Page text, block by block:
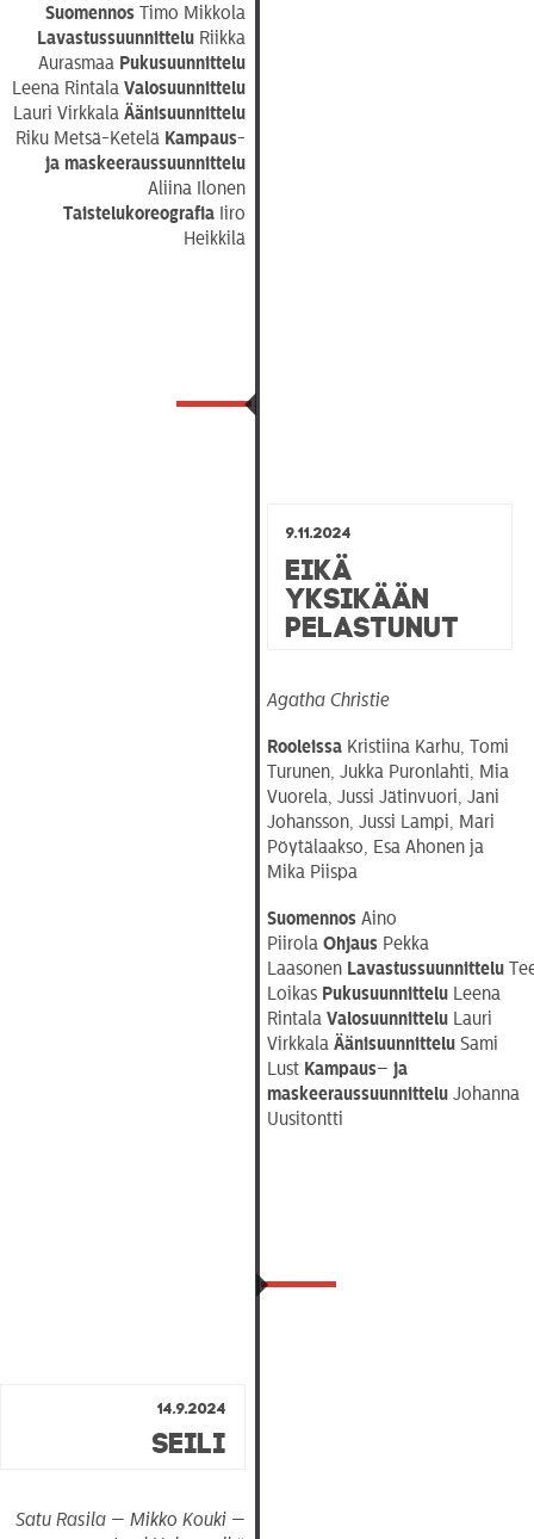
Suomennos Timo Mikkola
Lavastussuunnittelu Riikka
Aurasmaa Pukusuunnittelu
Leena RintalaValosuunnittelu
Lauri VirkkalaÄänisuunnittelu
Riku Metsä-Ketelä Kampaus-
ja maskeeraussuunnittelu
Aliina Ilonen
Taistelukoreografia Iiro
Heikkilä
9.11.2024
Eikä
yksikään
pelastunut
Agatha Christie
RooleissaKristiina Karhu, Tomi
Turunen, Jukka Puronlahti, Mia
Vuorela, Jussi Jätinvuori, Jani
Johansson, Jussi Lampi, Mari
Pöytälaakso, Esa Ahonen ja
Mika Piispa
SuomennosAino
Piirola OhjausPekka
Laasonen Lavastussuunnittelu
Loikas PukusuunnitteluLeena
Rintala ValosuunnitteluLauri
Virkkala ÄänisuunnitteluSami
Lust Kampaus– ja
maskeeraussuunnitteluJohanna
Uusitontti
14.9.2024
Seili
Satu Rasila — Mikko Kouki —